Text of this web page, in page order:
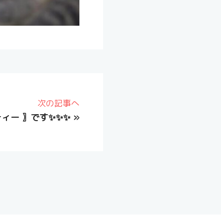
次の記事へ
ー 〗です✨✨✨ »